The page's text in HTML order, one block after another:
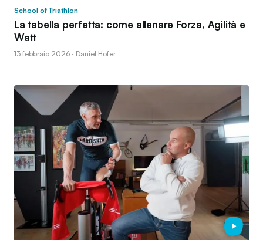
School of Triathlon
La tabella perfetta: come allenare Forza, Agilità e
Watt
13 febbraio 2026 · Daniel Hofer